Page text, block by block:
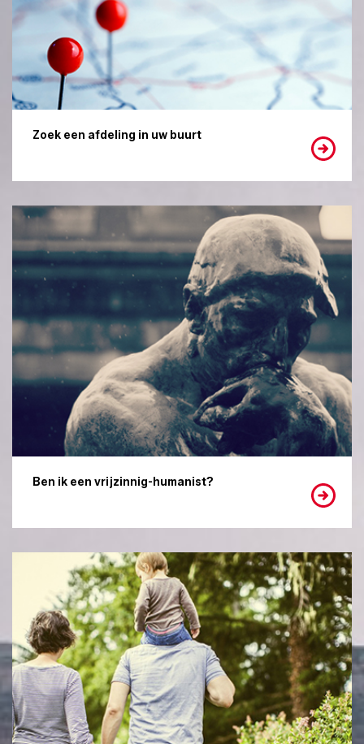
Zoek een afdeling in uw buurt
Ben ik een vrijzinnig-humanist?